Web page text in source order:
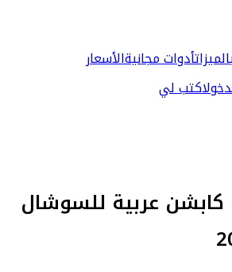
الميزاتأدوات مجانيةالأسعار
اكتب لي
عربية للسوشال